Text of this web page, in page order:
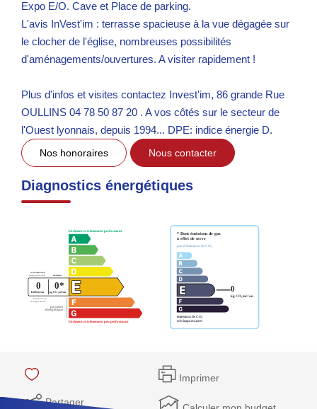
Expo E/O. Cave et Place de parking.
L'avis InVest'im : terrasse spacieuse à la vue dégagée sur
le clocher de l'église, nombreuses possibilités
d'aménagements/ouvertures. A visiter rapidement !
Plus d'infos et visites contactez Invest'im, 86 grande Rue
OULLINS 04 78 50 87 20 . A vos côtés sur le secteur de
l'Ouest lyonnais, depuis 1994... DPE: indice énergie D.
Nos honoraires Nous contacter
Diagnostics énergétiques
Imprimer
Partager